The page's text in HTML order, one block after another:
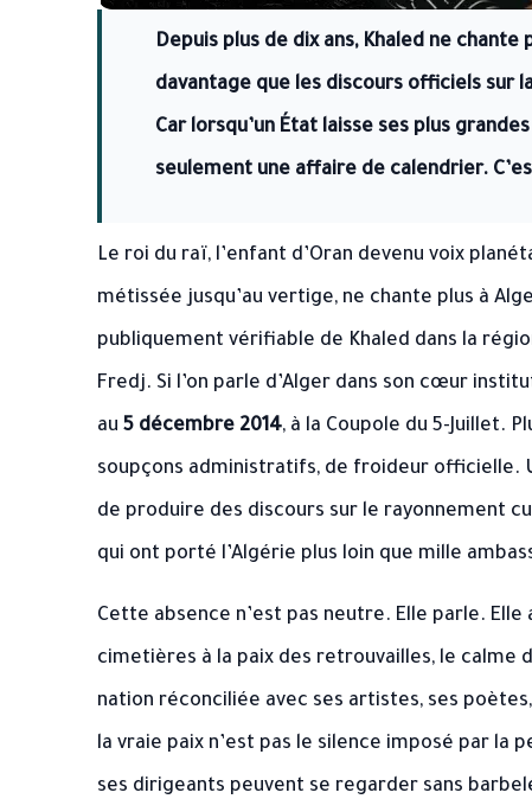
Depuis plus de dix ans, Khaled ne
davantage que les discours officiels sur
Car lorsqu’un État laisse ses plus
seulement une affaire de calendrier.
Le roi du raï, l’enfant d’Oran devenu voix
métissée jusqu’au vertige, ne chante plus à
publiquement vérifiable de Khaled dans la
Fredj. Si l’on parle d’Alger dans son cœur
au 5 décembre 2014, à la Coupole du 5-Juillet.
soupçons administratifs, de froideur officielle.
de produire des discours sur le rayonnement
qui ont porté l’Algérie plus loin que mille
Cette absence n’est pas neutre. Elle parle.
cimetières à la paix des retrouvailles, le calme
nation réconciliée avec ses artistes, ses
la vraie paix n’est pas le silence imposé par la
ses dirigeants peuvent se regarder sans